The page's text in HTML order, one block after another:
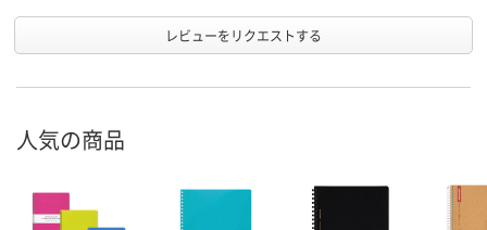
レビューをリクエストする
人気の商品